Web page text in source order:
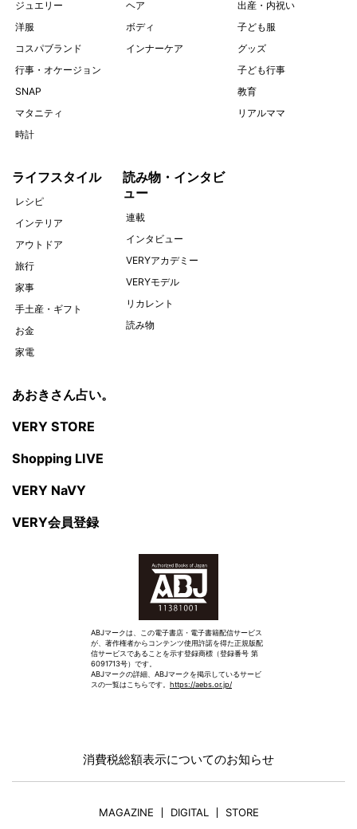
ジュエリー
洋服
コスパブランド
行事・オケージョン
SNAP
マタニティ
時計
ヘア
ボディ
インナーケア
出産・内祝い
子ども服
グッズ
子ども行事
教育
リアルママ
ライフスタイル
レシピ
インテリア
アウトドア
旅行
家事
手土産・ギフト
お金
家電
読み物・インタビ
ュー
連載
インタビュー
VERYアカデミー
VERYモデル
リカレント
読み物
あおきさん占い。
VERY STORE
Shopping LIVE
VERY NaVY
VERY会員登録
ABJマークは、この電子書店・電子書籍配信サービス
が、著作権者からコンテンツ使用許諾を得た正規版配
信サービスであることを示す登録商標（登録番号 第
6091713号）です。
ABJマークの詳細、ABJマークを掲示しているサービ
スの一覧はこちらです。 https://aebs.or.jp/
消費税総額表示についてのお知らせ
MAGAZINE DIGITAL
STORE